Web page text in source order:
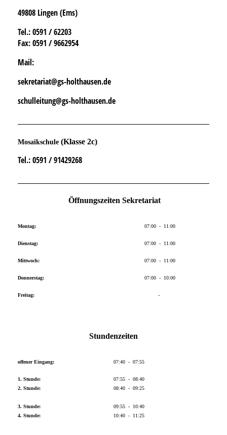
49808 Lingen (Ems)
Tel.: 0591 / 62203
Fax:0591 / 9662954
Mail:
sekretariat@gs-holthausen.de
schulleitung@gs-holthausen.de
Mosaikschule (Klasse 2c)
Tel.: 0591 / 91429268
Öffnungszeiten Sekretariat
Montag:
Dienstag:
Mittwoch:
Donnerstag:
Freitag:
07:00 - 11:00
07:00 - 11:00
07:00 - 11:00
07:00 - 10:00
-
Stundenzeiten
offener Eingang:
1. Stunde:
2. Stunde:
3. Stunde:
4. Stunde:
07:40 - 07:55
07:55 - 08:40
08:40 - 09:25
09:55 - 10:40
10:40 - 11:25